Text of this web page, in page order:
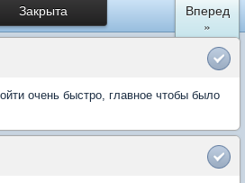
Закрыта
Вперед
»
очень быстро, главное чтобы было